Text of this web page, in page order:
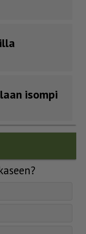
isompi